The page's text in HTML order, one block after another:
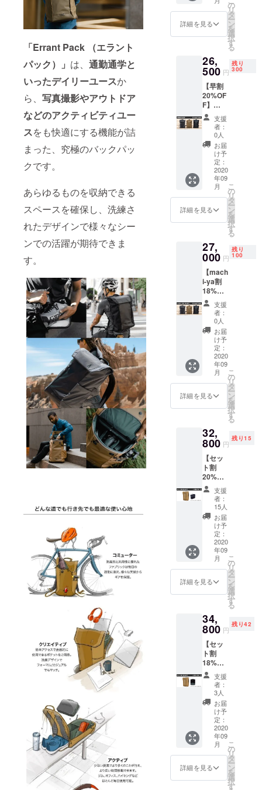
「Errant Pack （エラント
パック）」 は、 通勤通学と
いったデイリーユースか
ら、 写真撮影やアウトドア
などのアクティビティユー
スをも快適にする機能が詰
まった、究極のバックパッ
クです。
あらゆるものを収納できる
スペースを確保し、洗練さ
れたデザインで様々なシー
ンでの活躍が期待できま
す。
す。今後も
世界を飛び
回りそのよ
商品を発掘
してきます
ので、応援
の方宜しく
お願い致し
ます。
ラーは3
色より
選択く
詳細を見る
の
リ
タ
ー
ン
を
選
択
す
る
26,
500 円
残り
300
【早割
20%OF
F】
Errant
Pack ・
Errant
Pack
×1 ※ 送
料、消
費税込
み ※ カ
ラーは3
色より
選択く
ださ
い。
支援
者：
0人
お届
け予
定：
2020
年09
月
詳細を見る
こ
の
リ
タ
ー
ン
を
選
択
す
る
27,
000 円
残り
100
【mach
i-ya割
18%OF
F】
Errant
Pack ・
Errant
Pack
×1 ※ 送
料、消
費税込
み ※ カ
ラーは3
色より
選択く
ださ
支援
者：
0人
お届
け予
定：
2020
年09
月
詳細を見る
こ
の
リ
タ
ー
ン
を
選
択
す
る
32,
800 円
残り15
【セッ
ト割
20%OF
F】
Errant
Pack +
CB-1 ・
Errant
Pack
×1 ・
CB-1
×1 ※ 送
料、消
費税込
み ※ カ
ラーは3
選択く
ださ
い。 ※
オプ
ション
のCB-1
は1色の
みとな
りま
す。
支援
者：
15人
お届
け予
定：
2020
年09
月
詳細を見る
こ
の
リ
タ
ー
ン
を
選
択
す
る
34,
800 円
残り42
【セッ
ト割
18%OF
F】
Errant
Pack +
MK-2 ・
Errant
Pack
×1 ・
MK-2
×1 ※ 送
料、消
費税込
み ※ カ
ラーは3
支援
者：
3人
お届
け予
定：
2020
年09
月
詳細を見る
こ
の
リ
タ
ー
ン
を
選
択
す